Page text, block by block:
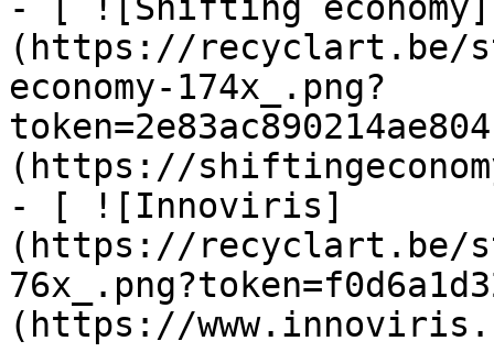
(https://recyclart.be/
economy-174x_.png?
(https://
- [ ![Innoviris]
(https://recyclart.be/
(https://